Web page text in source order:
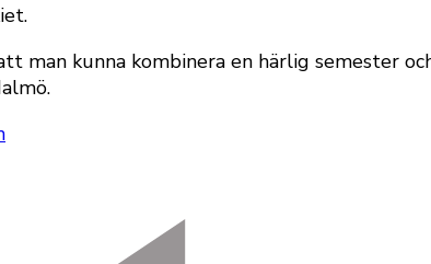
man kunna kombinera en härlig semester